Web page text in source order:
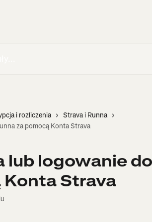
i rozliczenia
Strava i Runna
za pomocą Konta Strava
lub logowanie
Konta Strava